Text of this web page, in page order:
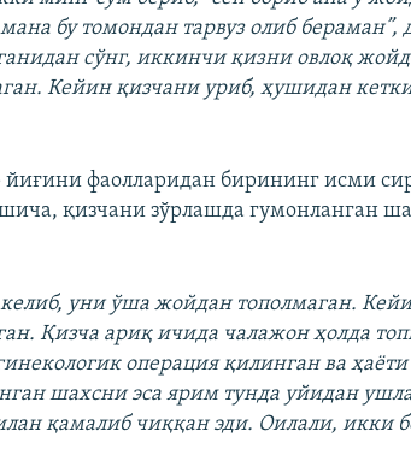
бу томондан тарвуз олиб бераман”,
сўнг, иккинчи қизни овлоқ
Кейин қизчани уриб, ҳушидан
йиғини фаолларидан бирининг исми
қизчани зўрлашда гумонланган
келиб, уни ўша жойдан тополмаган.
Қизча ариқ ичида чалажон ҳолда
операция қилинган ва ҳаёти
шахсни эса ярим тунда уйидан
қамалиб чиққан эди. Оилали, икки